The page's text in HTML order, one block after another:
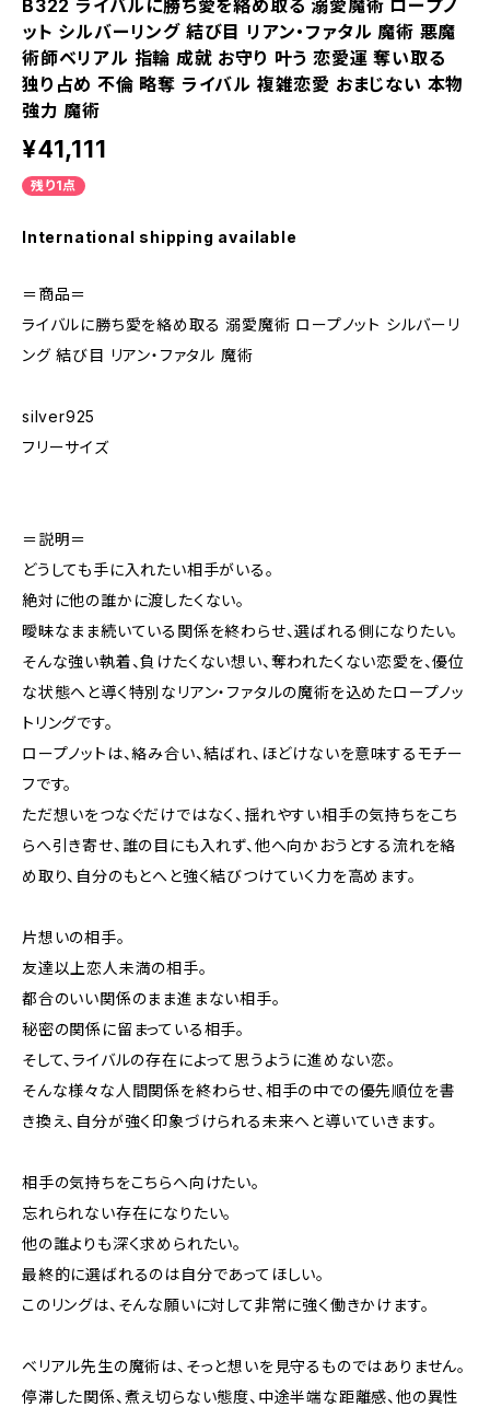
B322 ライバルに勝ち愛を絡め取る 溺愛魔術 ロープノ
ット シルバーリング 結び目 リアン・ファタル 魔術 悪魔
術師ベリアル 指輪 成就 お守り 叶う 恋愛運 奪い取る
独り占め 不倫 略奪 ライバル 複雑恋愛 おまじない 本物
強力 魔術
¥41,111
残り1点
International shipping available
＝商品＝
ライバルに勝ち愛を絡め取る 溺愛魔術 ロープノット シルバーリ
ング 結び目 リアン・ファタル 魔術
silver925
フリーサイズ
＝説明＝
どうしても手に入れたい相手がいる。
絶対に他の誰かに渡したくない。
曖昧なまま続いている関係を終わらせ、選ばれる側になりたい。
そんな強い執着、負けたくない想い、奪われたくない恋愛を、優位
な状態へと導く特別なリアン・ファタルの魔術を込めたロープノッ
トリングです。
ロープノットは、絡み合い、結ばれ、ほどけないを意味するモチー
フです。
ただ想いをつなぐだけではなく、揺れやすい相手の気持ちをこち
らへ引き寄せ、誰の目にも入れず、他へ向かおうとする流れを絡
め取り、自分のもとへと強く結びつけていく力を高めます。
片想いの相手。
友達以上恋人未満の相手。
都合のいい関係のまま進まない相手。
秘密の関係に留まっている相手。
そして、ライバルの存在によって思うように進めない恋。
そんな様々な人間関係を終わらせ、相手の中での優先順位を書
き換え、自分が強く印象づけられる未来へと導いていきます。
相手の気持ちをこちらへ向けたい。
忘れられない存在になりたい。
他の誰よりも深く求められたい。
最終的に選ばれるのは自分であってほしい。
このリングは、そんな願いに対して非常に強く働きかけます。
ベリアル先生の魔術は、そっと想いを見守るものではありません。
停滞した関係、煮え切らない態度、中途半端な距離感、他の異性